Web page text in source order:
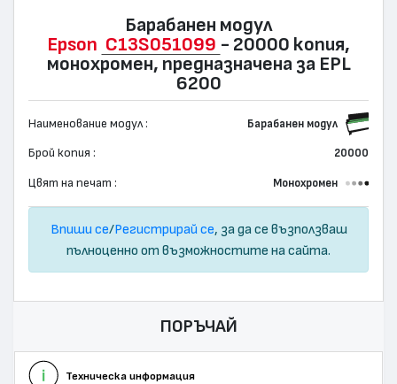
Барабанен модул
Epson C13S051099 - 20000 копия,
монохромен, предназначена за EPL
6200
Наименование модул : Барабанен модул
Брой копия : 20000
Цвят на печат : Монохромен
Впиши се/Регистрирай се, за да се възползваш
пълноценно от възможностите на сайта.
ПОРЪЧАЙ
Техническа информация